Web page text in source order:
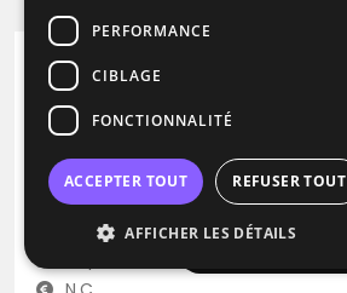
Afficher la carte
DJ
Boogie Van
Disco Reggae Musique Africaine
Gaillac (81)
PERFORMANCE
CIBLAGE
FONCTIONNALITÉ
ACCEPTER TOUT REFUSER TOUT
AFFICHER LES DÉTAILS